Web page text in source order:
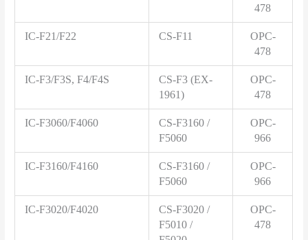
478
IC-F21/F22 CS-F11
OPC-
478
IC-F3/F3S, F4/F4S
CS-F3 (EX-
1961)
OPC-
478
IC-F3060/F4060
CS-F3160 /
F5060
OPC-
966
IC-F3160/F4160
CS-F3160 /
F5060
OPC-
966
IC-F3020/F4020
CS-F3020 /
F5010 /
OPC-
478